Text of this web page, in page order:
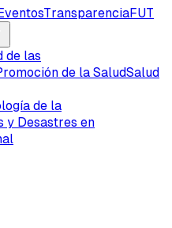
TransparenciaFUT
de las
de la SaludSalud
de la
y Desastres en